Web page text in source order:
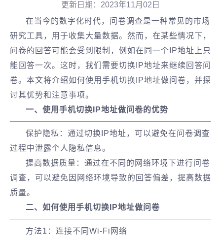
更新日期：2023年11月02日
在当今的数字化时代，问卷调查是一种常见的市场
研究工具，用于收集大量数据。然而，在某些情况下，
问卷的回答可能会受到限制，例如在同一个IP地址上只
能回答一次。这时，我们需要切换IP地址来继续回答问
卷。本文将介绍如何使用手机切换IP地址做问卷，并探
讨其优势和注意事项。
一、使用手机切换IP地址做问卷的优势
保护隐私：通过切换IP地址，可以避免在问卷调查
过程中泄露个人隐私信息。
提高数据质量：通过在不同的网络环境下进行问卷
调查，可以避免因网络环境导致的回答偏差，提高数据
质量。
二、如何使用手机切换IP地址做问卷
方法1：连接不同Wi-Fi网络